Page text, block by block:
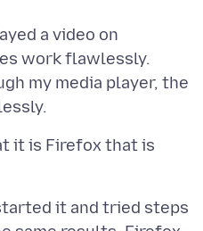
a video on
work flawlessly.
my media player, the
it is Firefox that is
it and tried steps